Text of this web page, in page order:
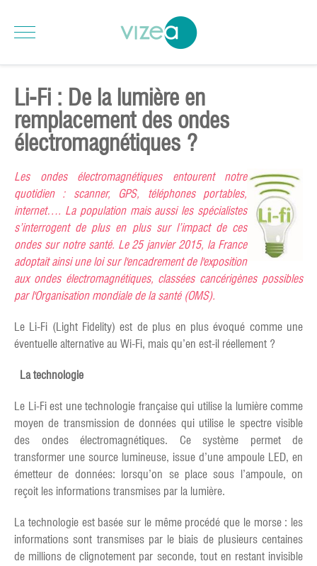
Li-Fi : De la lumière en
remplacement des ondes
électromagnétiques ?
Les ondes électromagnétiques entourent notre
quotidien : scanner, GPS, téléphones portables,
internet…. La population mais aussi les spécialistes
s’interrogent de plus en plus sur l’impact de ces
ondes sur notre santé. Le 25 janvier 2015, la France
adoptait ainsi une loi sur l'encadrement de l'exposition
aux ondes électromagnétiques, classées cancérigènes possibles
par l'Organisation mondiale de la santé (OMS).
Le Li-Fi (Light Fidelity) est de plus en plus évoqué comme une
éventuelle alternative au Wi-Fi, mais qu’en est-il réellement ?
La technologie
Le Li-Fi est une technologie française qui utilise la lumière comme
moyen de transmission de données qui utilise le spectre visible
des ondes électromagnétiques. Ce système permet de
transformer une source lumineuse, issue d’une ampoule LED, en
émetteur de données: lorsqu’on se place sous l’ampoule, on
reçoit les informations transmises par la lumière.
La technologie est basée sur le même procédé que le morse : les
informations sont transmises par le biais de plusieurs centaines
de millions de clignotement par seconde, tout en restant invisible